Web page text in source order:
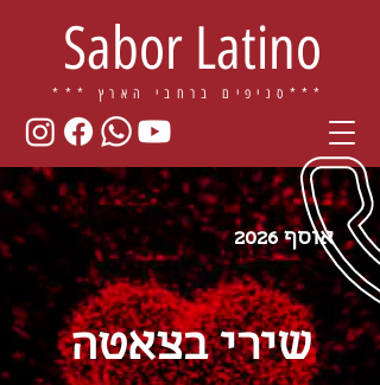
Sabor Latino
*** סניפים ברחבי הארץ***
2026 אוסף
שירי בצאטה